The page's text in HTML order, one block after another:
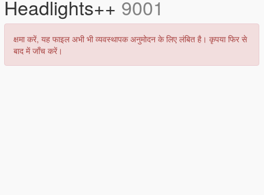
Headlights++ 9001
क्षमा करें, यह फाइल अभी भी व्यवस्थापक अनुमोदन के लिए लंबित है। कृपया फिर से
बाद में जाँच करें।